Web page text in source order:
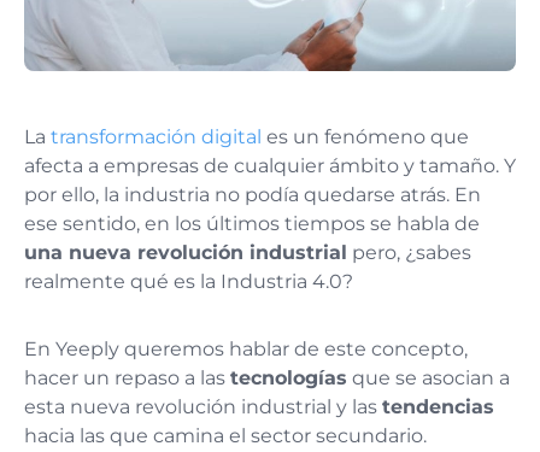
La transformación digital es un fenómeno que
afecta a empresas de cualquier ámbito y tamaño. Y
por ello, la industria no podía quedarse atrás. En
ese sentido, en los últimos tiempos se habla de
una nueva revolución industrial pero, ¿sabes
realmente qué es la Industria 4.0?
En Yeeply queremos hablar de este concepto,
hacer un repaso a las tecnologías que se asocian a
esta nueva revolución industrial y las tendencias
hacia las que camina el sector secundario.